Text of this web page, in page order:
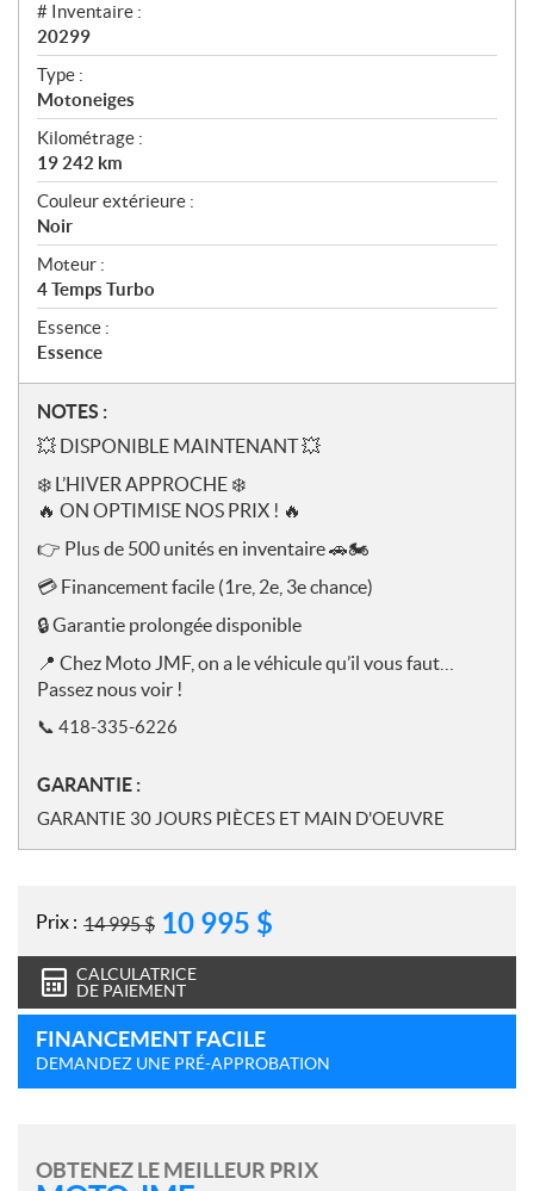
# Inventaire :
20299
Type :
Motoneiges
Kilométrage :
19 242 km
Couleur extérieure :
Noir
Moteur :
4 Temps Turbo
Essence :
Essence
N
o
e
s
NOTES :
💥 DISPONIBLE MAINTENANT💥
❄️ L’HIVER APPROCHE ❄️
🔥 ON OPTIMISE NOS PRIX ! 🔥
👉 Plus de 500 unités en inventaire🚗🏍️
💳 Financement facile (1re, 2e, 3e chance)
🔒Garantie prolongée disponible
📍 Chez Moto JMF, on a le véhicule qu’il vous faut…
Passez nous voir !
📞 418-335-6226
GARANTIE :
GARANTIE 30 JOURS PIÈCES ET MAIN D'OEUVRE
Prix : 14 995$ 10 995 $
CALCULATRICE
DE PAIEMENT
FINANCEMENT FACILE
DEMANDEZ UNE PRÉ-APPROBATION
OBTENEZ LE MEILLEUR PRIX